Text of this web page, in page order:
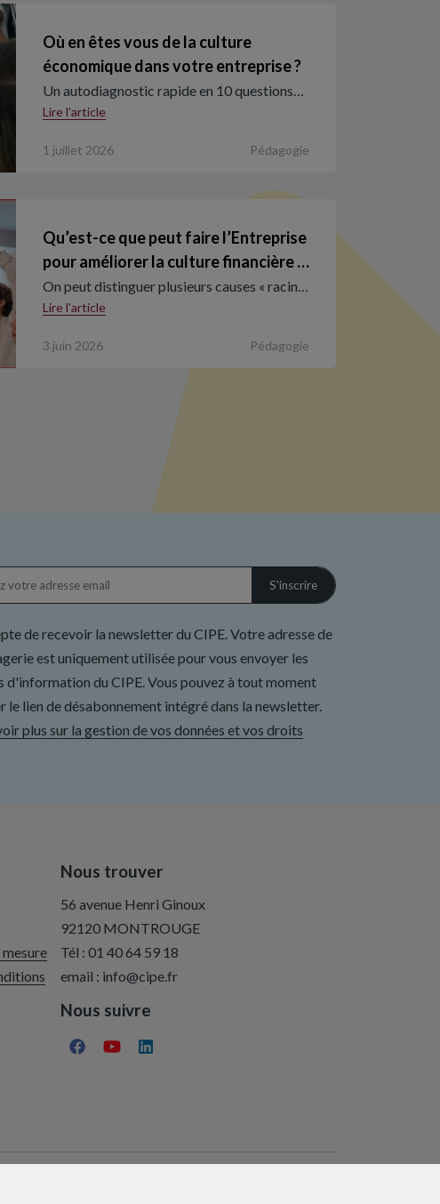
Où en êtes vous de la culture
économique dans votre entreprise ?
Un autodiagnostic rapide en 10 questions…
Lire l'article
1 juillet 2026 Pédagogie
Qu’est-ce que peut faire l’Entreprise
pour améliorer la culture financière …
On peut distinguer plusieurs causes « racin…
Lire l'article
3 juin 2026 Pédagogie
de recevoir la newsletter du CIPE. Votre adresse de
est uniquement utilisée pour vous envoyer les
d'information du CIPE. Vous pouvez à tout moment
le lien de désabonnement intégré dans la newsletter.
plus sur la gestion de vos données et vos droits
Nous trouver
56 avenue Henri Ginoux
92120 MONTROUGE
Tél : 01 40 64 59 18
email : info@cipe.fr
Nous suivre